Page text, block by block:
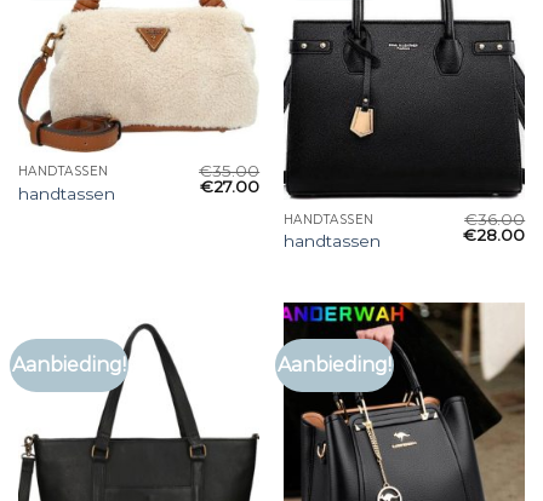
HANDTASSEN
handtassen
€35.00
€27.00
HANDTASSEN
handtassen
€36.00
€28.00
Aanbieding! Aanbieding!